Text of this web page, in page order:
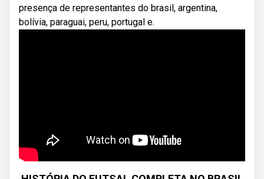
presença de representantes do brasil, argentina,
bolívia, paraguai, peru, portugal e.